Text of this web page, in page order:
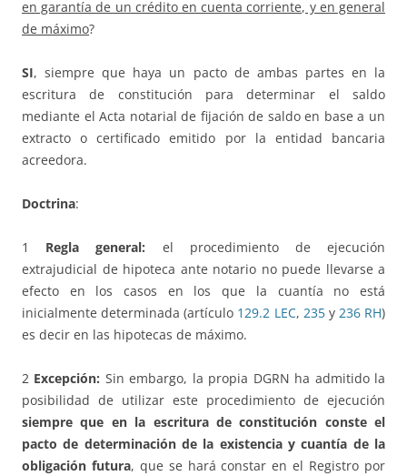
en garantía de un crédito en cuenta corriente, y en general
de máximo?
SI, siempre que haya un pacto de ambas partes en la
escritura de constitución para determinar el saldo
mediante el Acta notarial de fijación de saldo en base a un
extracto o certificado emitido por la entidad bancaria
acreedora.
Doctrina:
1 Regla general: el procedimiento de ejecución
extrajudicial de hipoteca ante notario no puede llevarse a
efecto en los casos en los que la cuantía no está
inicialmente determinada (artículo 129.2 LEC, 235y 236 RH)
es decir en las hipotecas de máximo.
2 Excepción: Sin embargo, la propia DGRN ha admitido la
posibilidad de utilizar este procedimiento de ejecución
siempre que en la escritura de constitución conste el
pacto de determinación de la existencia y cuantía de la
obligación futura, que se hará constar en el Registro por